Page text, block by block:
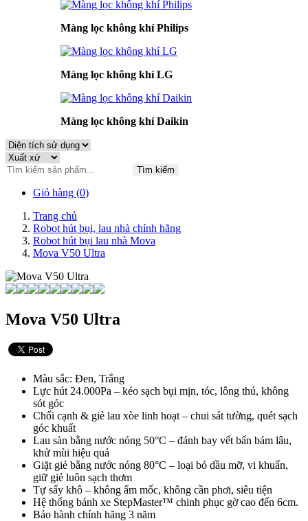
Màng lọc không khí Philips
Màng lọc không khí LG
Màng lọc không khí Daikin
Tìm kiếm
Giỏ hàng (0)
Trang chủ
Robot hút bụi, lau nhà chính hãng
Robot hút bụi lau nhà Mova
Mova V50 Ultra
Mova V50 Ultra
Màu sắc: Đen, Trắng
Lực hút 24.000Pa – kéo sạch bụi mịn, tóc, lông thú, không
sót góc
Chổi cạnh & giẻ lau xòe linh hoạt – chui sát tường, quét sạch
góc khuất
Lau sàn bằng nước nóng 50°C – đánh bay vết bẩn bám lâu,
khử mùi hiệu quả
Giặt giẻ bằng nước nóng 80°C – loại bỏ dầu mỡ, vi khuẩn,
giữ giẻ luôn sạch thơm
Tự sấy khô – không ẩm mốc, không cần phơi, siêu tiện
Hệ thống bánh xe StepMaster™ chinh phục gờ cao đến 6cm.
Bảo hành chính hãng 3 năm